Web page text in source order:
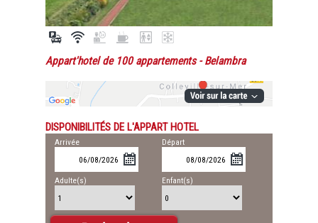
Appart'hotel de 100 appartements- Belambra
DISPONIBILITÉS DE L'APPART HOTEL
Arrivée Départ
Adulte(s) Enfant(s)